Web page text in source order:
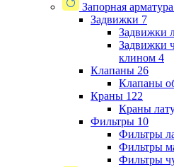
Запорная
Задвижки 7
Задвижки
Задвижки
клином 4
Клапаны 26
Клапаны
Краны 122
Краны
Фильтры 10
Фильтры
Фильтры
Фильтры